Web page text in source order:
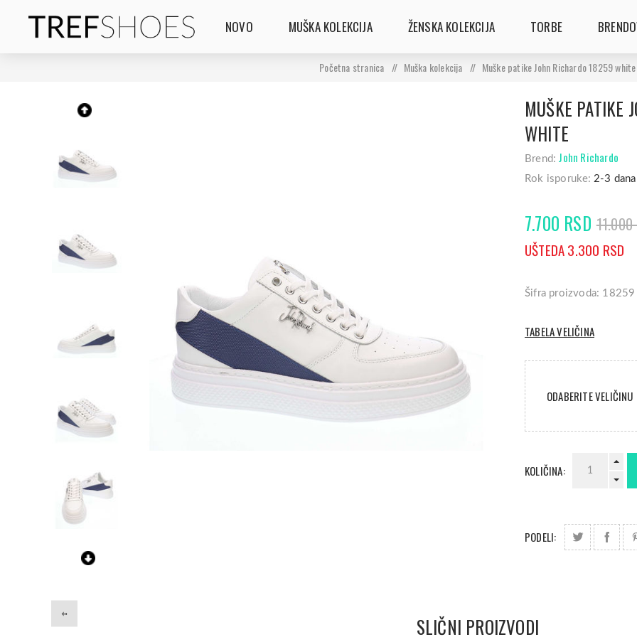
NOVO MUŠKA KOLEKCIJA ŽENSKA KOLEKCIJA TORBE
Početna stranica / Muška kolekcija / Muške patike John Richardo 18259 white
MUŠKE PATIKE
WHITE
Brend: John Richardo
Rok isporuke: 2-3 dana
7.700 RSD 11.000
UŠTEDA 3.300 RSD
Šifra proizvoda: 18259
TABELA VELIČINA
ODABERITE VELIČINU
KOLIČINA:
PODELI:
SLIČNI PROIZVODI